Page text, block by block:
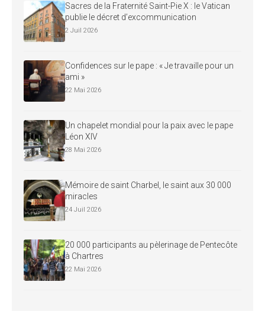
Sacres de la Fraternité Saint-Pie X : le Vatican
publie le décret d’excommunication
2 Juil 2026
Confidences sur le pape : « Je travaille pour un
ami »
22 Mai 2026
Un chapelet mondial pour la paix avec le pape
Léon XIV
28 Mai 2026
Mémoire de saint Charbel, le saint aux 30 000
miracles
24 Juil 2026
20 000 participants au pèlerinage de Pentecôte
à Chartres
22 Mai 2026